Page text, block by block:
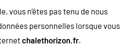
vous n’êtes pas tenu de nous
personnelles lorsque vous
chalethorizon.fr.